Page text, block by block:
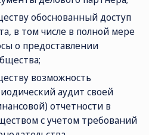
обоснованный доступ
в том числе в полной мере
о предоставлении
возможность
аудит своей
отчетности в
с учетом требований